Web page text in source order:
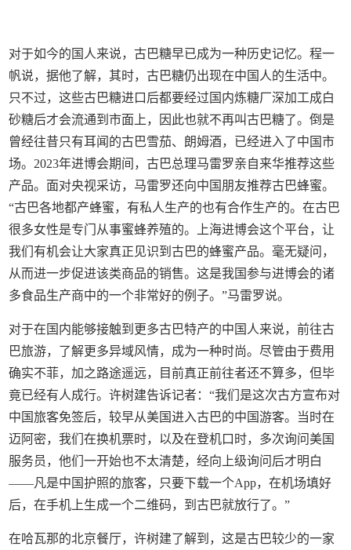
对于如今的国人来说，古巴糖早已成为一种历史记忆。程一
帆说，据他了解，其时，古巴糖仍出现在中国人的生活中。
只不过，这些古巴糖进口后都要经过国内炼糖厂深加工成白
砂糖后才会流通到市面上，因此也就不再叫古巴糖了。倒是
曾经往昔只有耳闻的古巴雪茄、朗姆酒，已经进入了中国市
场。2023年进博会期间，古巴总理马雷罗亲自来华推荐这些
产品。面对央视采访，马雷罗还向中国朋友推荐古巴蜂蜜。
“古巴各地都产蜂蜜，有私人生产的也有合作生产的。在古巴
很多女性是专门从事蜜蜂养殖的。上海进博会这个平台，让
我们有机会让大家真正见识到古巴的蜂蜜产品。毫无疑问，
从而进一步促进该类商品的销售。这是我国参与进博会的诸
多食品生产商中的一个非常好的例子。”马雷罗说。
对于在国内能够接触到更多古巴特产的中国人来说，前往古
巴旅游，了解更多异域风情，成为一种时尚。尽管由于费用
确实不菲，加之路途遥远，目前真正前往者还不算多，但毕
竟已经有人成行。许树建告诉记者：“我们是这次古方宣布对
中国旅客免签后，较早从美国进入古巴的中国游客。当时在
迈阿密，我们在换机票时，以及在登机口时，多次询问美国
服务员，他们一开始也不太清楚，经向上级询问后才明白
——凡是中国护照的旅客，只要下载一个App，在机场填好
后，在手机上生成一个二维码，到古巴就放行了。”
在哈瓦那的北京餐厅，许树建了解到，这是古巴较少的一家